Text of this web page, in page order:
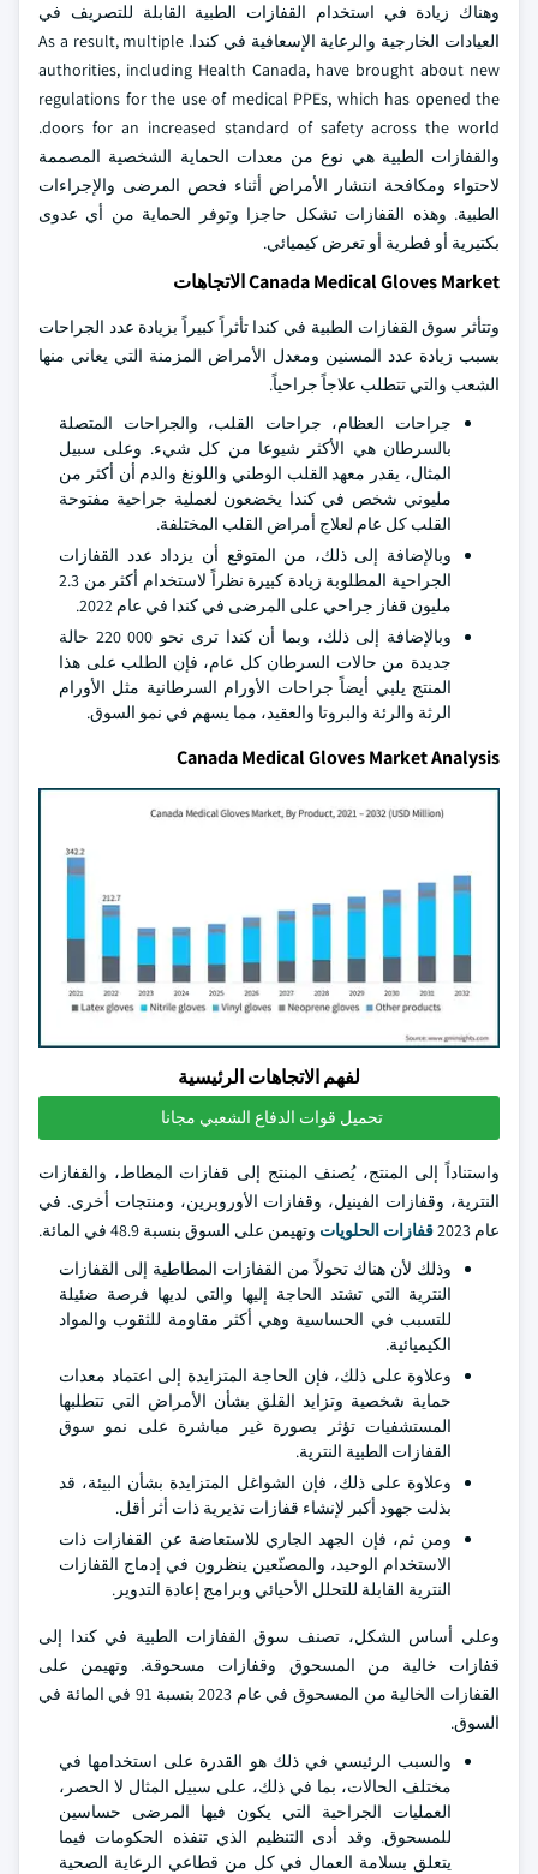
وهناك زيادة في استخدام القفازات الطبية القابلة للتصريف في
العيادات الخارجية والرعاية الإسعافية في كندا. As a result, multiple
authorities, including Health Canada, have brought about new
regulations for the use of medical PPEs, which has opened the
doors for an increased standard of safety across the world.
والقفازات الطبية هي نوع من معدات الحماية الشخصية المصممة
لاحتواء ومكافحة انتشار الأمراض أثناء فحص المرضى والإجراءات
الطبية. وهذه القفازات تشكل حاجزا وتوفر الحماية من أي عدوى
بكتيرية أو فطرية أو تعرض كيميائي.
Canada Medical Gloves Market الاتجاهات
وتتأثر سوق القفازات الطبية في كندا تأثراً كبيراً بزيادة عدد الجراحات
بسبب زيادة عدد المسنين ومعدل الأمراض المزمنة التي يعاني منها
الشعب والتي تتطلب علاجاً جراحياً.
جراحات العظام، جراحات القلب، والجراحات المتصلة
بالسرطان هي الأكثر شيوعا من كل شيء. وعلى سبيل
المثال، يقدر معهد القلب الوطني واللونغ والدم أن أكثر من
مليوني شخص في كندا يخضعون لعملية جراحية مفتوحة
القلب كل عام لعلاج أمراض القلب المختلفة.
وبالإضافة إلى ذلك، من المتوقع أن يزداد عدد القفازات
الجراحية المطلوبة زيادة كبيرة نظراً لاستخدام أكثر من 2.3
مليون قفاز جراحي على المرضى في كندا في عام 2022.
وبالإضافة إلى ذلك، وبما أن كندا ترى نحو 000 220 حالة
جديدة من حالات السرطان كل عام، فإن الطلب على هذا
المنتج يلبي أيضاً جراحات الأورام السرطانية مثل الأورام
الرثة والرئة والبروتا والعقيد، مما يسهم في نمو السوق.
Canada Medical Gloves Market Analysis
لفهم الاتجاهات الرئيسية
تحميل قوات الدفاع الشعبي مجانا
واستناداً إلى المنتج، يُصنف المنتج إلى قفازات المطاط، والقفازات
النترية، وقفازات الفينيل، وقفازات الأوروبرين، ومنتجات أخرى. في
عام 2023
قفازات الحلويات وتهيمن على السوق بنسبة 48.9 في المائة.
وذلك لأن هناك تحولاً من القفازات المطاطية إلى القفازات
النترية التي تشتد الحاجة إليها والتي لديها فرصة ضئيلة
للتسبب في الحساسية وهي أكثر مقاومة للثقوب والمواد
الكيميائية.
وعلاوة على ذلك، فإن الحاجة المتزايدة إلى اعتماد معدات
حماية شخصية وتزايد القلق بشأن الأمراض التي تتطلبها
المستشفيات تؤثر بصورة غير مباشرة على نمو سوق
القفازات الطبية النترية.
وعلاوة على ذلك، فإن الشواغل المتزايدة بشأن البيئة، قد
بذلت جهود أكبر لإنشاء قفازات نذيرية ذات أثر أقل.
ومن ثم، فإن الجهد الجاري للاستعاضة عن القفازات ذات
الاستخدام الوحيد، والمصنّعين ينظرون في إدماج القفازات
النترية القابلة للتحلل الأحيائي وبرامج إعادة التدوير.
وعلى أساس الشكل، تصنف سوق القفازات الطبية في كندا إلى
قفازات خالية من المسحوق وقفازات مسحوقة. وتهيمن على
القفازات الخالية من المسحوق في عام 2023 بنسبة 91 في المائة في
السوق.
والسبب الرئيسي في ذلك هو القدرة على استخدامها في
مختلف الحالات، بما في ذلك، على سبيل المثال لا الحصر،
العمليات الجراحية التي يكون فيها المرضى حساسين
للمسحوق. وقد أدى التنظيم الذي تنفذه الحكومات فيما
يتعلق بسلامة العمال في كل من قطاعي الرعاية الصحية